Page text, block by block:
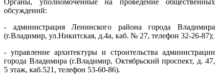
обсуждений:
- администрация Ленинского района города Владимира
(г.Владимир, ул.Никитская, д.4а, каб. № 27, телефон 32-26-87);
- управление архитектуры и строительства администрации
города Владимира (г.Владимир, Октябрьский проспект, д. 47,
5 этаж, каб.521, телефон 53-60-86).